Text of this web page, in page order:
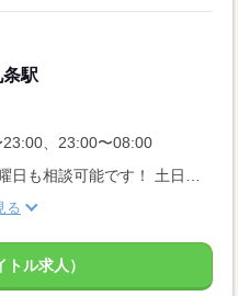
駅
、23:00〜08:00
る
ル求人）